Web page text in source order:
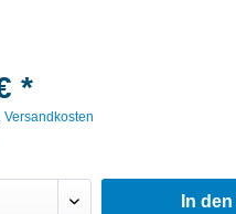
*
Versandkosten
In den